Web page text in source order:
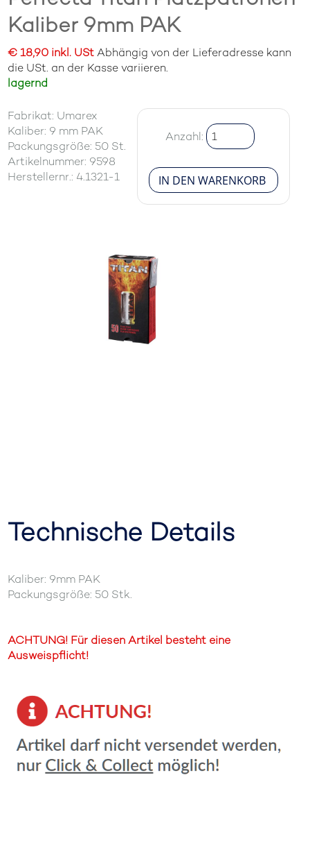
Kaliber 9mm PAK
€ 18,90 inkl. UStAbhängig von der Lieferadresse kann
die USt. an der Kasse variieren.
lagernd
Fabrikat: Umarex
Kaliber: 9 mm PAK
Packungsgröße: 50 St.
Artikelnummer: 9598
Herstellernr.: 4.1321-1
Anzahl:
Technische Details
Kaliber: 9mm PAK
Packungsgröße: 50 Stk.
ACHTUNG! Für diesen Artikel besteht eine
Ausweispflicht!